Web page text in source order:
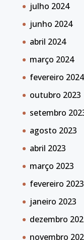
julho 2024
junho 2024
abril 2024
março 2024
fevereiro 2024
outubro 2023
setembro
agosto 2023
abril 2023
março 2023
fevereiro 2023
janeiro 2023
dezembro
novembro